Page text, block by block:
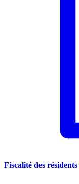
Fiscalité des résidents